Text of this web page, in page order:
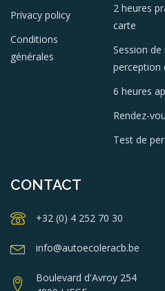
Privacy policy
Conditions
générales
2 heures
carte
Session
perception
6 heures
Rendez-
Test de
CONTACT
+32 (0) 4 252 70 30
info@autoecoleracb.be
Boulevard d'Avroy 254